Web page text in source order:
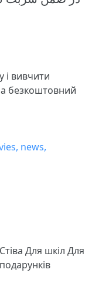
і вивчити
безкоштовний
Для шкіл Для